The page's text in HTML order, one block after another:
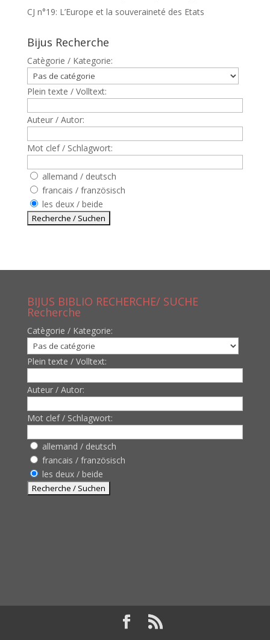
CJ n°19: L’Europe et la souveraineté des Etats
Bijus Recherche
Catègorie / Kategorie:
Plein texte / Volltext:
Auteur / Autor:
Mot clef / Schlagwort:
allemand / deutsch
francais / französisch
les deux / beide
BIJUS BIBLIO RECHERCHE/ SUCHE
Recherche
Catègorie / Kategorie:
Plein texte / Volltext:
Auteur / Autor:
Mot clef / Schlagwort:
allemand / deutsch
francais / französisch
les deux / beide